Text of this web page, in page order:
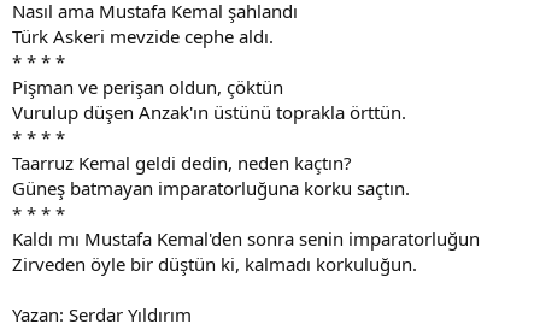
Nasıl ama Mustafa Kemal şahlandı
Türk Askeri mevzide cephe aldı.
* * * *
Pişman ve perişan oldun, çöktün
Vurulup düşen Anzak'ın üstünü toprakla örttün.
* * * *
Taarruz Kemal geldi dedin, neden kaçtın?
Güneş batmayan imparatorluğuna korku saçtın.
* * * *
Kaldı mı Mustafa Kemal'den sonra senin imparatorluğun
Zirveden öyle bir düştün ki, kalmadı korkuluğun.
Yazan: Serdar Yıldırım